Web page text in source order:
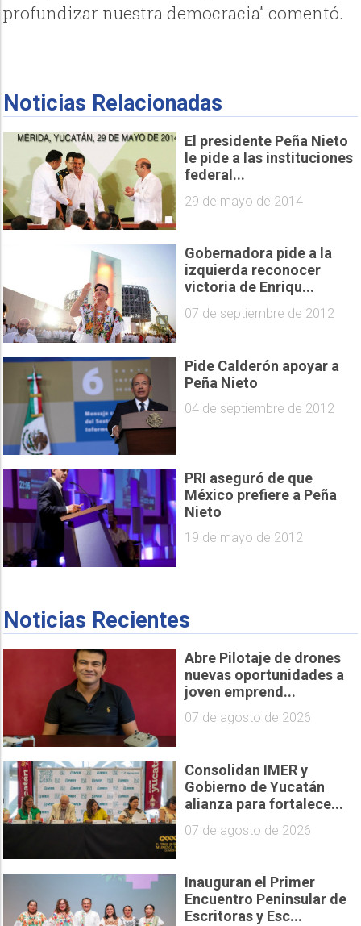
profundizar nuestra democracia” comentó.
Noticias Relacionadas
El presidente Peña Nieto
le pide a las instituciones
federal...
29 de mayo de 2014
Gobernadora pide a la
izquierda reconocer
victoria de Enriqu...
07 de septiembre de 2012
Pide Calderón apoyar a
Peña Nieto
04 de septiembre de 2012
PRI aseguró de que
México prefiere a Peña
Nieto
19 de mayo de 2012
Noticias Recientes
Abre Pilotaje de drones
nuevas oportunidades a
joven emprend...
07 de agosto de 2026
Consolidan IMER y
Gobierno de Yucatán
alianza para fortalece...
07 de agosto de 2026
Inauguran el Primer
Encuentro Peninsular de
Escritoras y Esc...